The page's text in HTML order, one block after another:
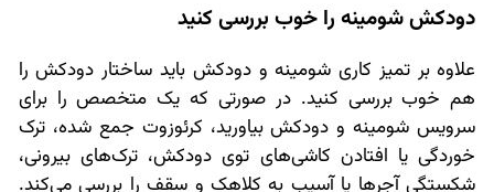
دودکش شومینه را خوب بررسی کنید
علاوه بر تمیز کاری شومینه و دودکش باید ساختار دودکش را
هم خوب بررسی کنید. در صورتی که یک متخصص را برای
سرویس شومینه و دودکش بیاورید، کرئوزوت جمع شده، ترک
خوردگی یا افتادن کاشی‌های توی دودکش، ترک‌های بیرونی،
شکستگی آجرها یا آسیب به کلاهک و سقف را بررسی می‌کند.